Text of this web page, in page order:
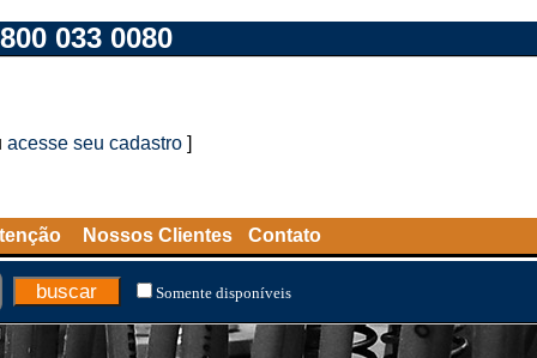
033 0080
acesse seu cadastro ]
Nossos Clientes Contato
Somente disponíveis